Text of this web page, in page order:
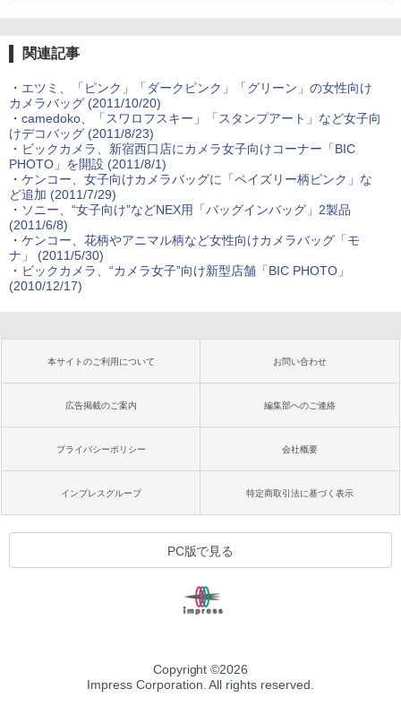
関連記事
・ エツミ、「ピンク」「ダークピンク」「グリーン」の女性向け
カメラバッグ (2011/10/20)
・ camedoko、「スワロフスキー」「スタンプアート」など女子向
けデコバッグ (2011/8/23)
・ ビックカメラ、新宿西口店にカメラ女子向けコーナー「BIC
PHOTO」を開設 (2011/8/1)
・ ケンコー、女子向けカメラバッグに「ペイズリー柄ピンク」な
ど追加 (2011/7/29)
・ ソニー、“女子向け”などNEX用「バッグインバッグ」2製品
(2011/6/8)
・ ケンコー、花柄やアニマル柄など女性向けカメラバッグ「モ
ナ」 (2011/5/30)
・ ビックカメラ、“カメラ女子”向け新型店舗「BIC PHOTO」
(2010/12/17)
本サイトのご利用について お問い合わせ
広告掲載のご案内 編集部へのご連絡
プライバシーポリシー 会社概要
インプレスグループ 特定商取引法に基づく表示
PC版で見る
Copyright ©2026
Impress Corporation. All rights reserved.